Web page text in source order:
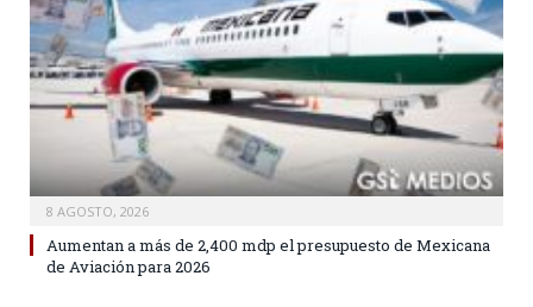
8 AGOSTO, 2026
Aumentan a más de 2,400 mdp el presupuesto de Mexicana
de Aviación para 2026